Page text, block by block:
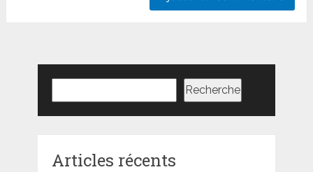
Recherche
Articles récents